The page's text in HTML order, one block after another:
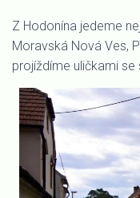
Z Hodonína jedeme
Moravská Nová Ves,
projíždíme uličkami se